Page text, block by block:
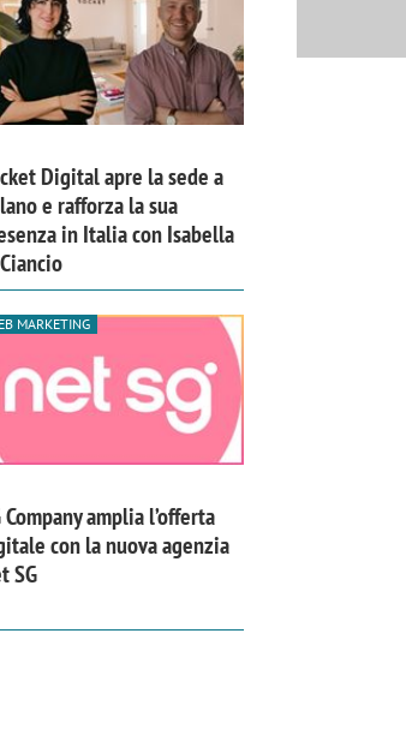
Digital apre la sede a
e rafforza la sua
in Italia con Isabella
MARKETING
Company amplia l’offerta
con la nuova agenzia
SG